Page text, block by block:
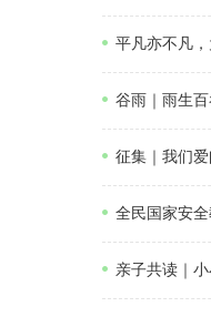
平凡亦不凡
谷雨｜雨生
征集｜我们
全民国家安
亲子共读｜